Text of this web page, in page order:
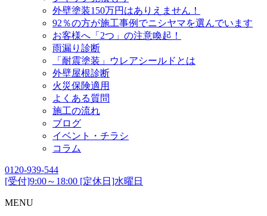
外壁塗装150万円はありえません！
92％の方が施工事例でニシヤマを選んでいます
お客様へ「2つ」の注意喚起！
雨漏り診断
「耐震塗装」ウレアシールドとは
外壁屋根診断
火災保険適用
よくある質問
施工の流れ
ブログ
イベント・チラシ
コラム
0120-939-544
[受付]9:00～18:00 [定休日]水曜日
MENU